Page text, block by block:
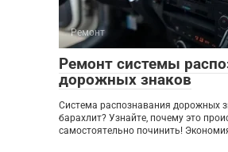
Ремонт
Ремонт системы
дорожных знаков
Система распознавания дорожных
барахлит? Узнайте, почему это
самостоятельно починить!